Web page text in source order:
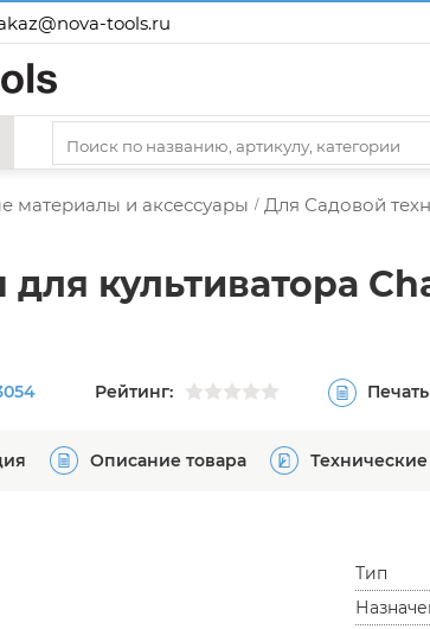
tools.ru
материалы и аксессуары / Для Садовой
для культиватора
Рейтинг:
Описание товара
Тип